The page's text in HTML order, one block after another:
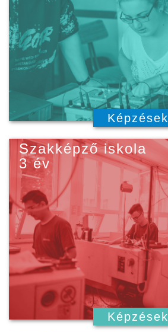
Képzések
Szakképző iskola
3 év
Képzések